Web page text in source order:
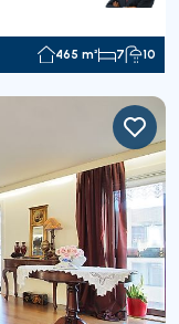
465 m² 7 10